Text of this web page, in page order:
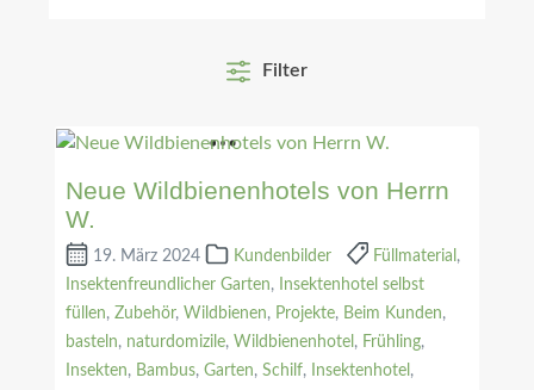
Filter
Neue Wildbienenhotels von Herrn
W.
19. März 2024 Kundenbilder Füllmaterial ,
Insektenfreundlicher Garten,
Insektenhotel selbst
füllen, Zubehör, Wildbienen, Projekte, Beim Kunden,
basteln, naturdomizile, Wildbienenhotel , Frühling,
Insekten, Bambus, Garten, Schilf, Insektenhotel ,